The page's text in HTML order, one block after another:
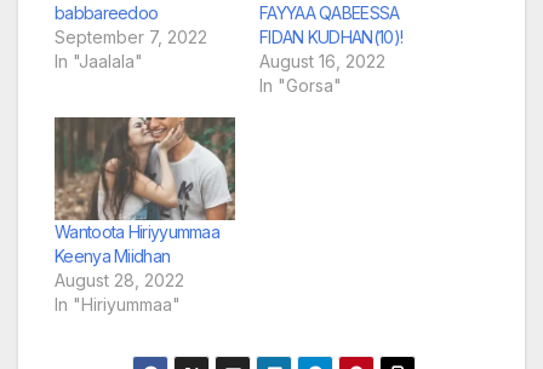
babbareedoo
September 7, 2022
In "Jaalala"
FAYYAA QABEESSA
FIDAN KUDHAN(10)!
August 16, 2022
In "Gorsa"
Wantoota Hiriyyummaa
Keenya Miidhan
August 28, 2022
In "Hiriyummaa"